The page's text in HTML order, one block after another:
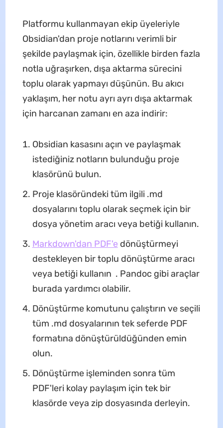
Platformu kullanmayan ekip üyeleriyle
Obsidian'dan proje notlarını verimli bir
şekilde paylaşmak için, özellikle birden fazla
notla uğraşırken, dışa aktarma sürecini
toplu olarak yapmayı düşünün. Bu akıcı
yaklaşım, her notu ayrı ayrı dışa aktarmak
için harcanan zamanı en aza indirir:
Obsidian kasasını açın ve paylaşmak
istediğiniz notların bulunduğu proje
klasörünü bulun.
Proje klasöründeki tüm ilgili .md
dosyalarını toplu olarak seçmek için bir
dosya yönetim aracı veya betiği kullanın.
Markdown'dan PDF'e dönüştürmeyi
destekleyen bir toplu dönüştürme aracı
veya betiği kullanın . Pandoc gibi araçlar
burada yardımcı olabilir.
Dönüştürme komutunu çalıştırın ve seçili
tüm .md dosyalarının tek seferde PDF
formatına dönüştürüldüğünden emin
olun.
Dönüştürme işleminden sonra tüm
PDF'leri kolay paylaşım için tek bir
klasörde veya zip dosyasında derleyin.